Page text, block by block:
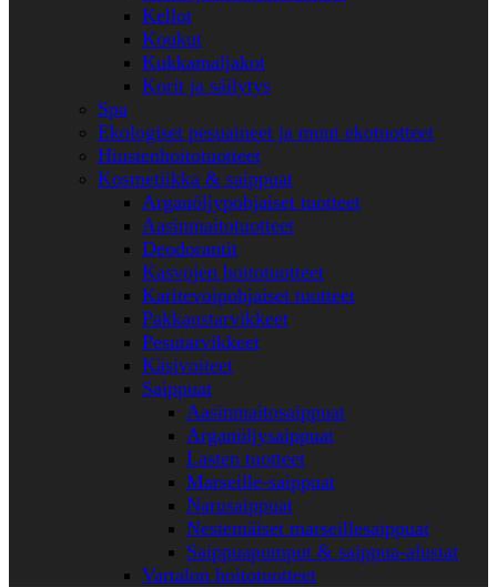
Kellot
Koukut
Kukkamaljakot
Korit ja säilytys
Spa
Ekologiset pesuaineet ja muut ekotuotteet
Hiustenhoitotuotteet
Kosmetiikka & saippuat
Arganöljypohjaiset tuotteet
Aasinmaitotuotteet
Deodorantit
Kasvojen hoitotuotteet
Karitevoipohjaiset tuotteet
Pakkaustarvikkeet
Pesutarvikkeet
Käsivoiteet
Saippuat
Aasinmaitosaippuat
Arganöljysaippuat
Lasten tuotteet
Marseille-saippuat
Narusaippuat
Nestemäiset marseillesaippuat
Saippuapumput & saippua-alustat
Vartalon hoitotuotteet